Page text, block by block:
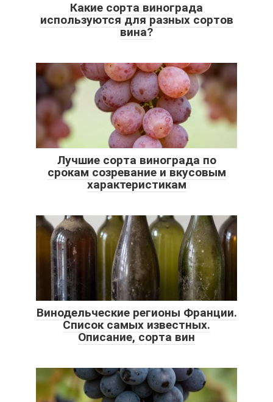
Какие сорта винограда
используются для разных сортов
вина?
Лучшие сорта винограда по
срокам созревание и вкусовым
характеристикам
Винодельческие регионы Франции.
Список самых известных.
Описание, сорта вин